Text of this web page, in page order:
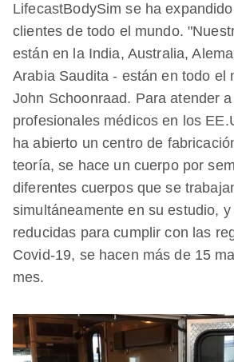
LifecastBodySim se ha
clientes de todo el mundo.
están en la India, Australia,
Arabia Saudita - están en todo el
John Schoonraad. Para atender
profesionales médicos en los
ha abierto un centro de
teoría, se hace un cuerpo por
diferentes cuerpos que se
simultáneamente en su estudio,
reducidas para cumplir con las
Covid-19, se hacen más de 15
mes.